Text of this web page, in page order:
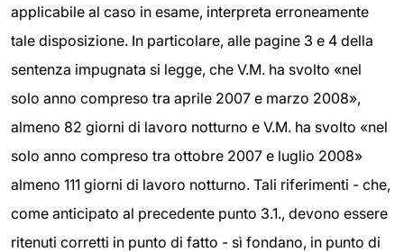
applicabile al caso in esame, interpreta erroneamente
tale disposizione. In particolare, alle pagine 3 e 4 della
sentenza impugnata si legge, che V.M. ha svolto «nel
solo anno compreso tra aprile 2007 e marzo 2008»,
almeno 82 giorni di lavoro notturno e V.M. ha svolto «nel
solo anno compreso tra ottobre 2007 e luglio 2008»
almeno 111 giorni di lavoro notturno. Tali riferimenti - che,
come anticipato al precedente punto 3.1., devono essere
ritenuti corretti in punto di fatto - sì fondano, in punto di